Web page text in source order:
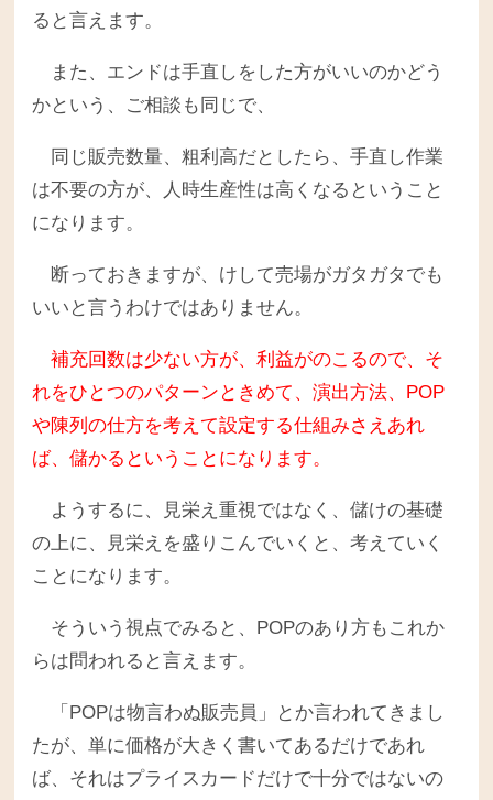
ると言えます。
また、エンドは手直しをした方がいいのかどう
かという、ご相談も同じで、
同じ販売数量、粗利高だとしたら、手直し作業
は不要の方が、人時生産性は高くなるということ
になります。
断っておきますが、けして売場がガタガタでも
いいと言うわけではありません。
補充回数は少ない方が、利益がのこるので、そ
れをひとつのパターンときめて、演出方法、POP
や陳列の仕方を考えて設定する仕組みさえあれ
ば、儲かるということになります。
ようするに、見栄え重視ではなく、儲けの基礎
の上に、見栄えを盛りこんでいくと、考えていく
ことになります。
そういう視点でみると、POPのあり方もこれか
らは問われると言えます。
「POPは物言わぬ販売員」とか言われてきまし
たが、単に価格が大きく書いてあるだけであれ
ば、それはプライスカードだけで十分ではないの